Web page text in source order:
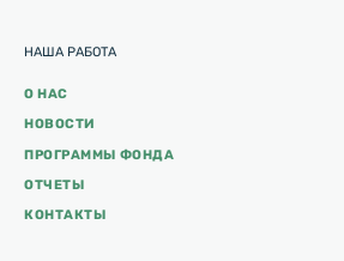
НАША РАБОТА
О НАС
НОВОСТИ
ПРОГРАММЫ ФОНДА
ОТЧЕТЫ
КОНТАКТЫ